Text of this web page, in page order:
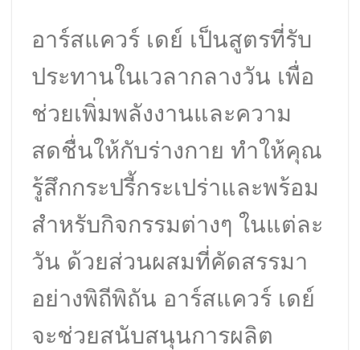
อาร์สแควร์ เดย์ เป็นสูตรที่รับ
ประทานในเวลากลางวัน เพื่อ
ช่วยเพิ่มพลังงานและความ
สดชื่นให้กับร่างกาย ทำให้คุณ
รู้สึกกระปรี้กระเปร่าและพร้อม
สำหรับกิจกรรมต่างๆ ในแต่ละ
วัน ด้วยส่วนผสมที่คัดสรรมา
อย่างพิถีพิถัน อาร์สแควร์ เดย์
จะช่วยสนับสนุนการผลิต